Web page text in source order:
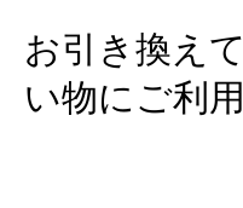
お引き換え
い物にご利